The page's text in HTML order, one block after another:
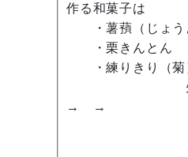
作る和菓子は
・薯蕷（じょう
・栗きんとん
・練りきり（菊
先生の
→ →